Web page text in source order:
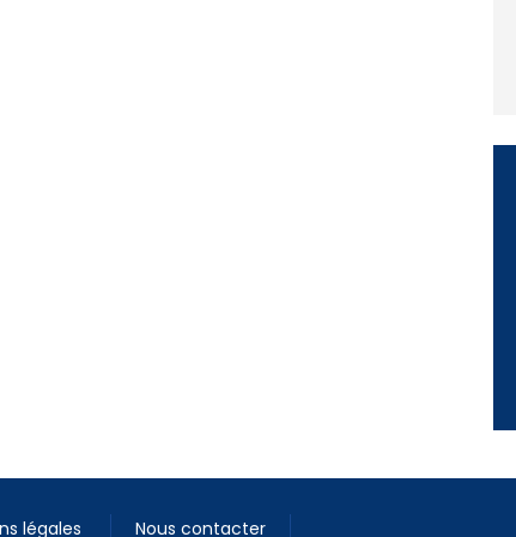
légales Nous contacter